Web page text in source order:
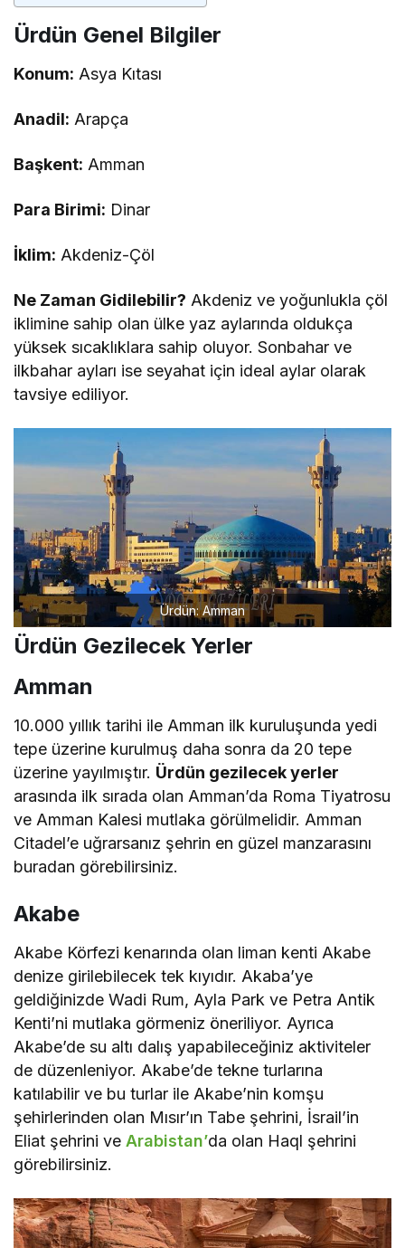
Ürdün Genel Bilgiler
Konum: Asya Kıtası
Anadil: Arapça
Başkent: Amman
Para Birimi: Dinar
İklim: Akdeniz-Çöl
Ne Zaman Gidilebilir? Akdeniz ve yoğunlukla çöl
iklimine sahip olan ülke yaz aylarında oldukça
yüksek sıcaklıklara sahip oluyor. Sonbahar ve
ilkbahar ayları ise seyahat için ideal aylar olarak
tavsiye ediliyor.
Ürdün: Amman
Ürdün Gezilecek Yerler
Amman
10.000 yıllık tarihi ile Amman ilk kuruluşunda yedi
tepe üzerine kurulmuş daha sonra da 20 tepe
üzerine yayılmıştır. Ürdün gezilecek yerler
arasında ilk sırada olan Amman’da Roma Tiyatrosu
ve Amman Kalesi mutlaka görülmelidir. Amman
Citadel’e uğrarsanız şehrin en güzel manzarasını
buradan görebilirsiniz.
Akabe
Akabe Körfezi kenarında olan liman kenti Akabe
denize girilebilecek tek kıyıdır. Akaba’ye
geldiğinizde Wadi Rum, Ayla Park ve Petra Antik
Kenti’ni mutlaka görmeniz öneriliyor. Ayrıca
Akabe’de su altı dalış yapabileceğiniz aktiviteler
de düzenleniyor. Akabe’de tekne turlarına
katılabilir ve bu turlar ile Akabe’nin komşu
şehirlerinden olan Mısır’ın Tabe şehrini, İsrail’in
Eliat şehrini ve Arabistan’da olan Haql şehrini
görebilirsiniz.